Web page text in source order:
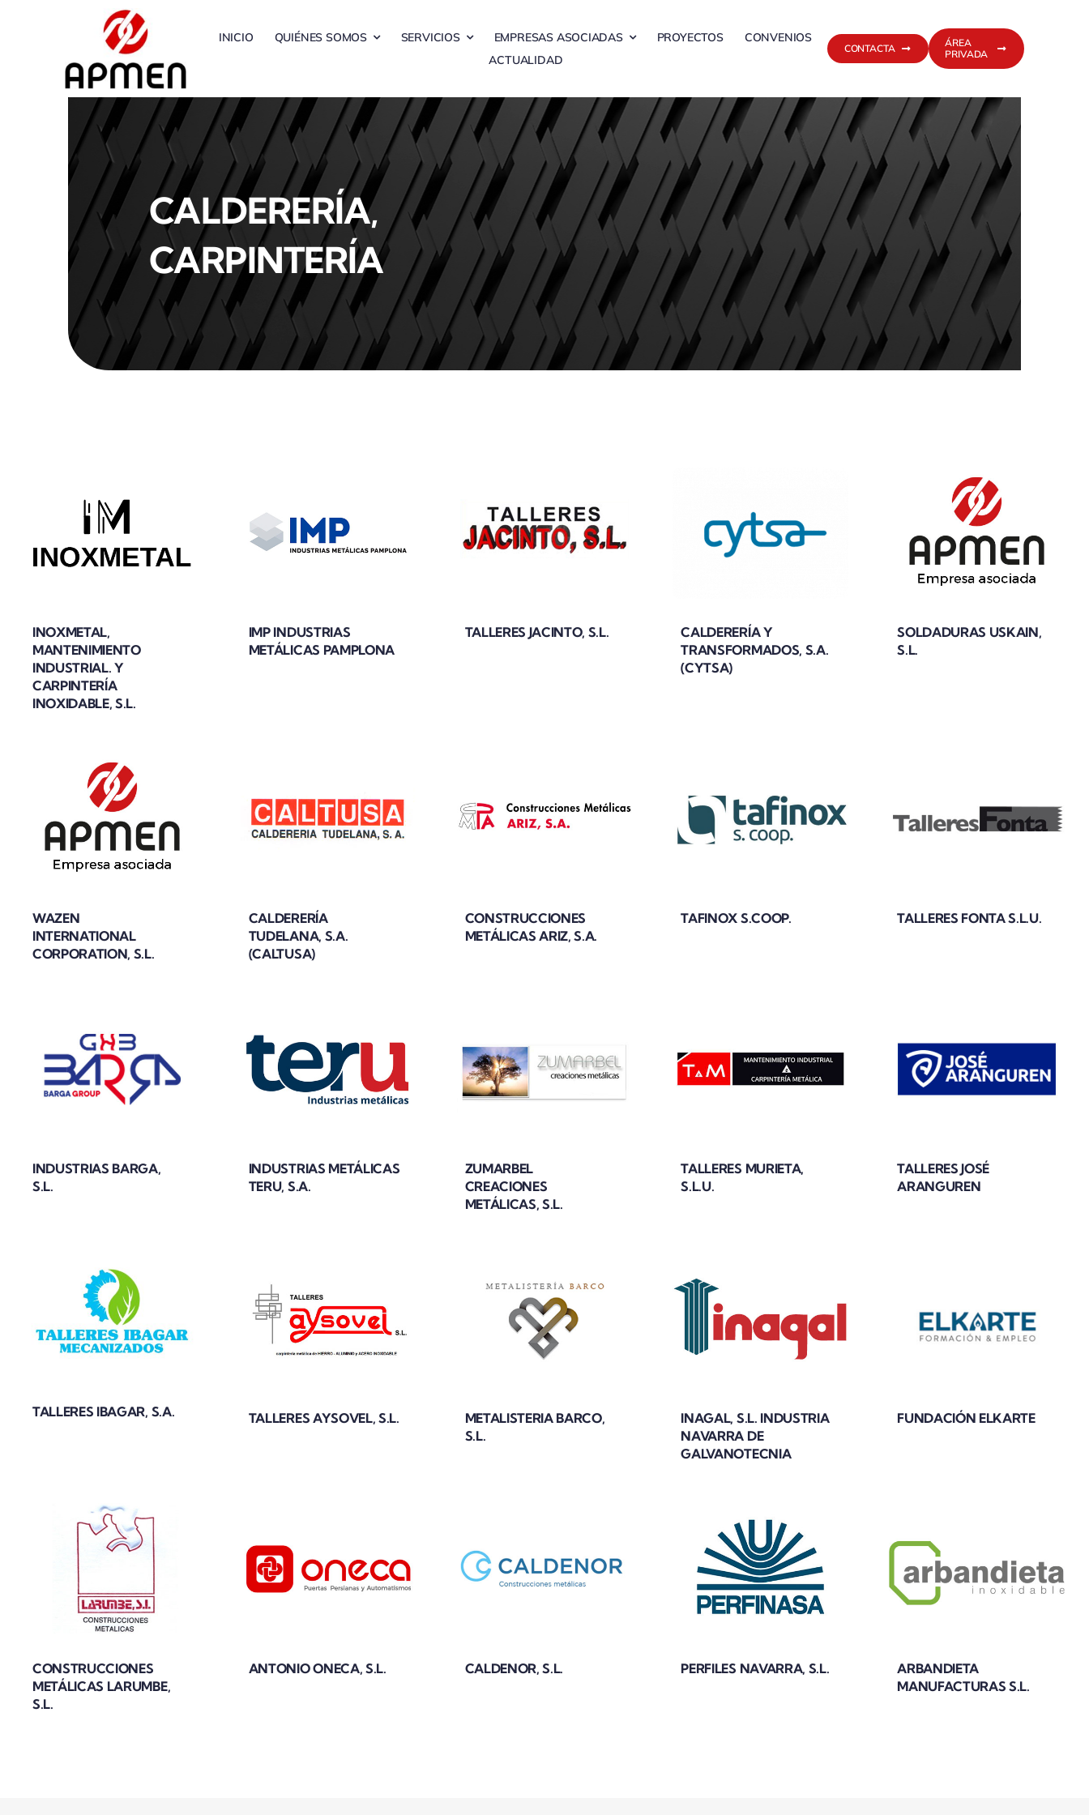
INICIO QUIÉNES SOMOS SERVICIOS EMPRESAS ASOCIADAS PROYECTOS
CONVENIOS
ACTUALIDAD
CONTACTA
ÁREA
PRIVADA
CALDERERÍA,
CARPINTERÍA
INOXMETAL,
MANTENIMIENTO
INDUSTRIAL. Y
CARPINTERÍA
INOXIDABLE, S.L.
IMP INDUSTRIAS
METÁLICAS PAMPLONA
TALLERES JACINTO, S.L.
CALDERERÍA Y
TRANSFORMADOS, S.A.
(CYTSA)
SOLDADURAS USKAIN,
S.L.
WAZEN
INTERNATIONAL
CORPORATION, S.L.
CALDERERÍA
TUDELANA, S.A.
(CALTUSA)
CONSTRUCCIONES
METÁLICAS ARIZ, S.A.
TAFINOX S.COOP. TALLERES FONTA S.L.U.
INDUSTRIAS BARGA,
S.L.
INDUSTRIAS METÁLICAS
TERU, S.A.
ZUMARBEL
CREACIONES
METÁLICAS, S.L.
TALLERES MURIETA,
S.L.U.
TALLERES JOSÉ
ARANGUREN
TALLERES IBAGAR, S.A. TALLERES AYSOVEL, S.L.
METALISTERIA BARCO,
S.L.
INAGAL, S.L. INDUSTRIA
NAVARRA DE
GALVANOTECNIA
FUNDACIÓN ELKARTE
CONSTRUCCIONES
METÁLICAS LARUMBE,
S.L.
ANTONIO ONECA, S.L. CALDENOR, S.L. PERFILES NAVARRA, S.L.
ARBANDIETA
MANUFACTURAS S.L.